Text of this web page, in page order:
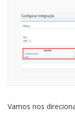
Vamos nos